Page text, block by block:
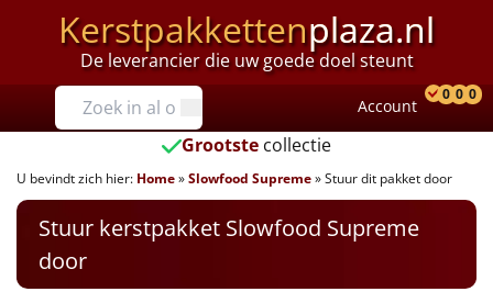
Kerstpakkettenplaza.nl
De leverancier die uw goede doel steunt
Prijzen
Tot €25
€25 tot €35
€35 tot €40
€40 tot €45
Account
0 0 0
Grootste collectie
U bevindt zich hier: Home»Slowfood Supreme»Stuur dit pakket door
Stuur kerstpakket Slowfood Supreme
door